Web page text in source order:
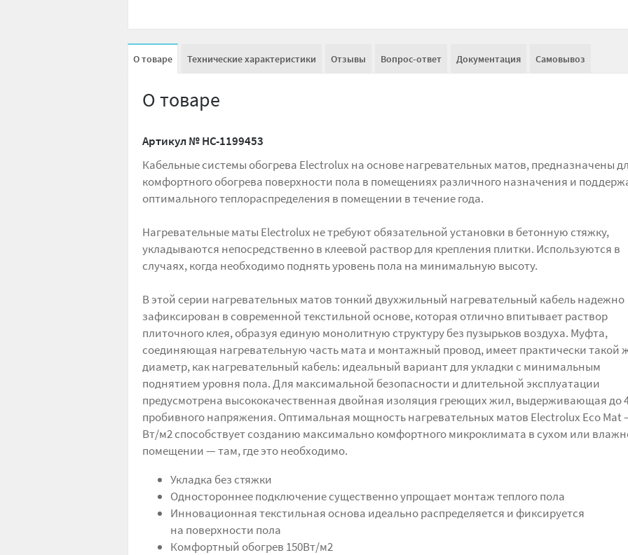
О товаре Технические характеристики Отзывы Вопрос-ответ Документация Самовывоз
О товаре
Артикул №НС-1199453
Кабельные системы обогрева Electrolux на основе нагревательных матов, предназначены
комфортного обогрева поверхности пола в помещениях различного назначения и
оптимального теплораспределения в помещении в течение года.
Нагревательные маты Electrolux не требуют обязательной установки в бетонную стяжку,
укладываются непосредственно в клеевой раствор для крепления плитки. Используются в
случаях, когда необходимо поднять уровень пола на минимальную высоту.
В этой серии нагревательных матов тонкий двухжильный нагревательный кабель надежно
зафиксирован в современной текстильной основе, которая отлично впитывает раствор
плиточного клея, образуя единую монолитную структуру без пузырьков воздуха. Муфта,
соединяющая нагревательную часть мата и монтажный провод, имеет практически такой
диаметр, как нагревательный кабель: идеальный вариант для укладки с минимальным
поднятием уровня пола. Для максимальной безопасности и длительной эксплуатации
предусмотрена высококачественная двойная изоляция греющих жил, выдерживающая до
пробивного напряжения. Оптимальная мощность нагревательных матов Electrolux Eco Mat
Вт/м2 способствует созданию максимально комфортного микроклимата в сухом или
помещении — там, где это необходимо.
Укладка без стяжки
Одностороннее подключение существенно упрощает монтаж теплого пола
Инновационная текстильная основа идеально распределяется и фиксируется
на поверхности пола
Комфортный обогрев 150Вт/м2